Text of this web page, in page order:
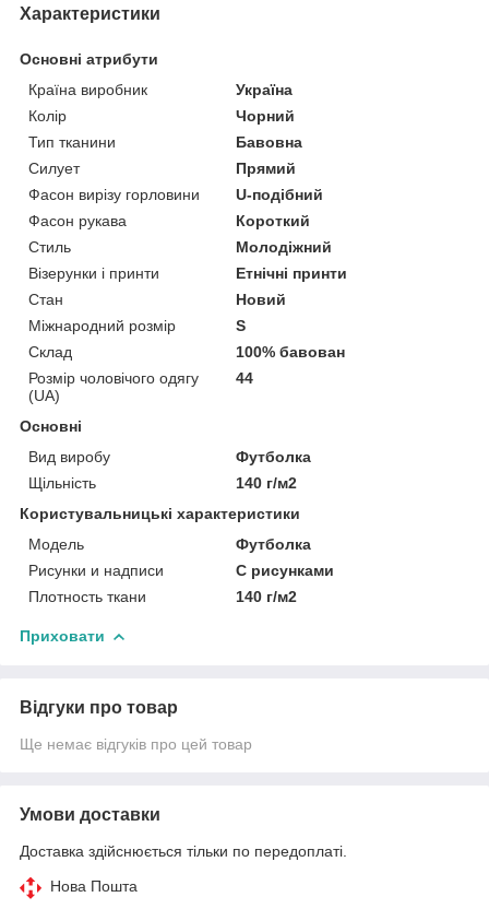
Характеристики
Основні атрибути
Країна виробник
Україна
Колір
Чорний
Тип тканини
Бавовна
Силует
Прямий
Фасон вирізу горловини
U-подібний
Фасон рукава
Короткий
Стиль
Молодіжний
Візерунки і принти
Етнічні принти
Стан
Новий
Міжнародний розмір
S
Склад
100% бавован
Розмір чоловічого одягу
(UA)
44
Основні
Вид виробу
Футболка
Щільність
140 г/м2
Користувальницькі характеристики
Мoдель
Футболка
Рисунки и надписи
С рисунками
Плотность ткани
140 г/м2
Приховати
Відгуки про товар
Ще немає відгуків про цей товар
Умови доставки
Доставка здійснюється тільки по передоплаті.
Нова Пошта